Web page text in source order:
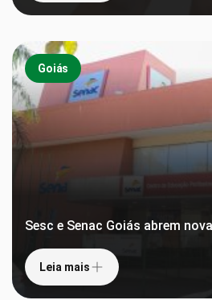
Goiás
Sesc e Senac Goiás abrem
Leia mais